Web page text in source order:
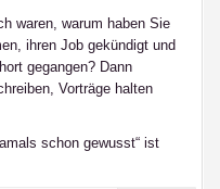
waren, warum haben Sie
ihren Job gekündigt und
gegangen? Dann
Vorträge halten
schon gewusst“ ist